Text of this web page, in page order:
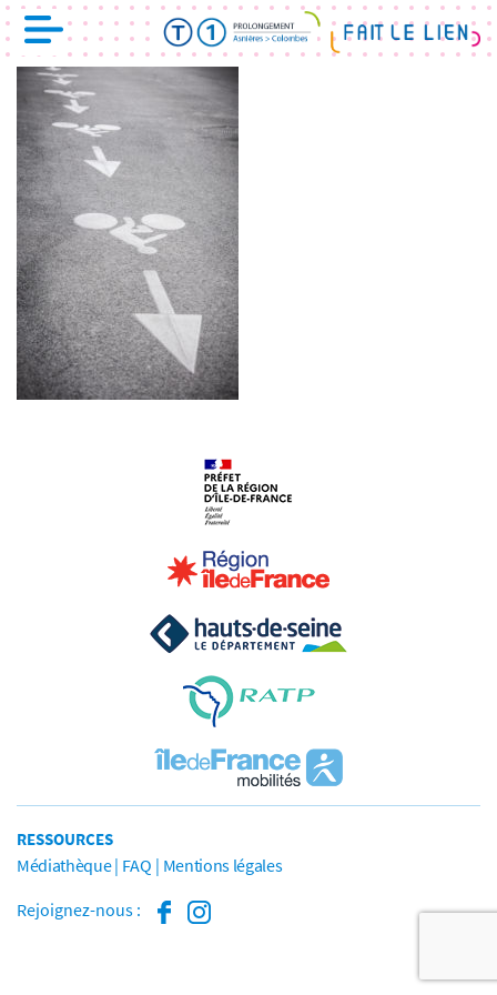
RESSOURCES
Médiathèque FAQ Mentions légales
Rejoignez-nous :